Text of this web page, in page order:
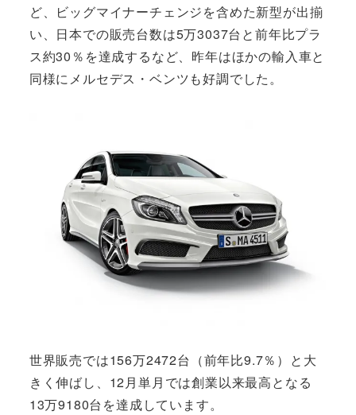
ど、ビッグマイナーチェンジを含めた新型が出揃
い、日本での販売台数は5万3037台と前年比プラ
ス約30％を達成するなど、昨年はほかの輸入車と
同様にメルセデス・ベンツも好調でした。
世界販売では156万2472台（前年比9.7％）と大
きく伸ばし、12月単月では創業以来最高となる
13万9180台を達成しています。